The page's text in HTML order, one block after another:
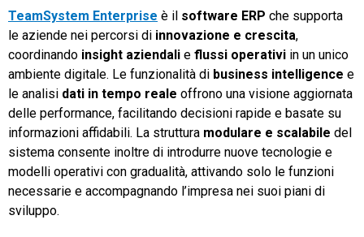
TeamSystem Enterprise è il software ERP che supporta
le aziende nei percorsi di innovazione e crescita,
coordinando insight aziendali e flussi operativi in un unico
ambiente digitale. Le funzionalità di business intelligence e
le analisi dati in tempo reale offrono una visione aggiornata
delle performance, facilitando decisioni rapide e basate su
informazioni affidabili. La struttura modulare e scalabile del
sistema consente inoltre di introdurre nuove tecnologie e
modelli operativi con gradualità, attivando solo le funzioni
necessarie e accompagnando l’impresa nei suoi piani di
sviluppo.